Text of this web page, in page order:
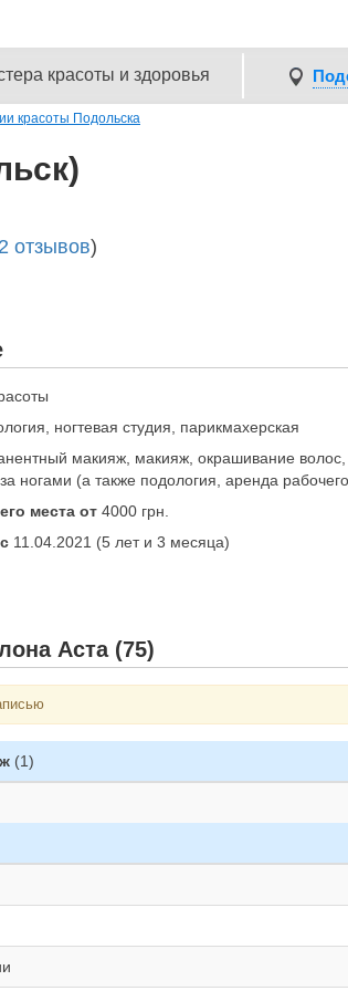
красоты и здоровья
красоты Подольска
отзывов)
ногтевая студия, парикмахерская
макияж, макияж, окрашивание волос,
ногами (а также подология, аренда
места от 4000 грн.
11.04.2021 (5 лет и 3 месяца)
Аста (75)
(1)